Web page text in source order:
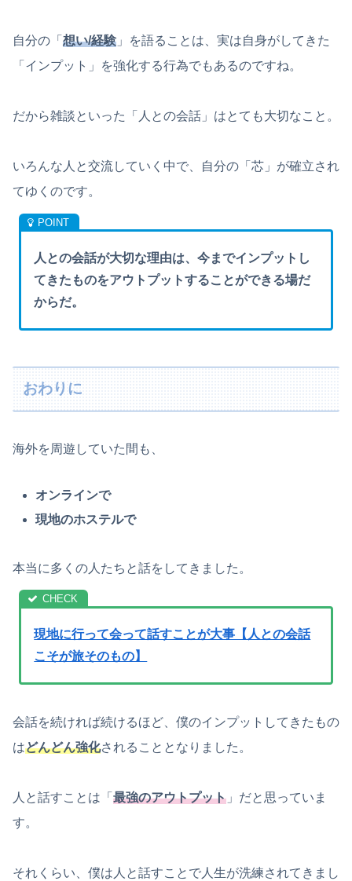
自分の「 想い/経験 」を語ることは、実は自身がしてきた
「インプット」を強化する行為でもあるのですね。
だから雑談といった「人との会話」はとても大切なこと。
いろんな人と交流していく中で、自分の「芯」が確立され
てゆくのです。
人との会話が大切な理由は、今までインプットし
てきたものをアウトプットすることができる場だ
からだ。
おわりに
海外を周遊していた間も、
オンラインで
現地のホステルで
本当に多くの人たちと話をしてきました。
現地に行って会って話すことが大事【人との会話
こそが旅そのもの】
会話を続ければ続けるほど、僕のインプットしてきたもの
はどんどん強化されることとなりました。
人と話すことは「 最強のアウトプット 」だと思っていま
す。
それくらい、僕は人と話すことで人生が洗練されてきまし